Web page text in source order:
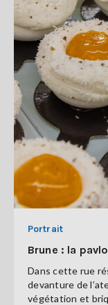
Portrait
Brune : la
Dans cette rue
devanture de
végétation et